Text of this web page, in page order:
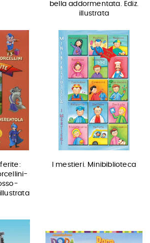
bella addormentata. Ediz.
illustrata
I mestieri. Minibiblioteca